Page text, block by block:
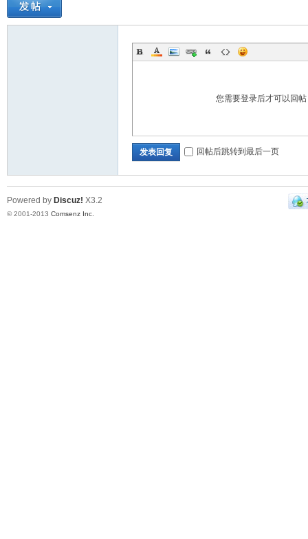
您需要登录后才可以回帖
发表回复 回帖后跳转到最后一页
Powered by Discuz! X3.2
© 2001-2013 Comsenz Inc.